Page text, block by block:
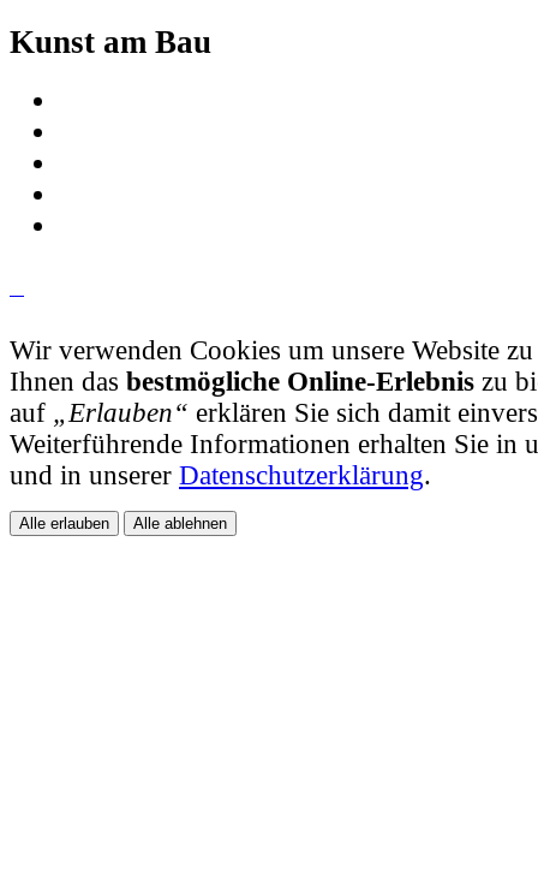
Kunst am Bau
Wir verwenden Cookies um unsere Website
Ihnen das bestmögliche Online-Erlebnis zu
auf „Erlauben“ erklären Sie sich damit
Weiterführende Informationen erhalten Sie in
und in unserer Datenschutzerklärung.
Alle erlauben Alle ablehnen